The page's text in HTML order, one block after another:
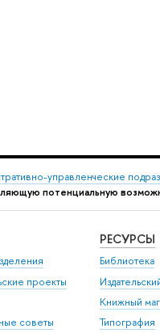
управленческие
потенциальную
проекты
советы
РЕСУРСЫ
Библиотека
Книжный
Типография